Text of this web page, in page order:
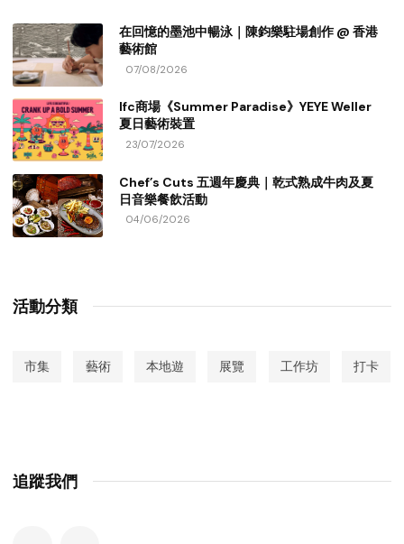
在回憶的墨池中暢泳｜陳鈞樂駐場創作 @ 香港
藝術館
07/08/2026
Ifc商場《Summer Paradise》YEYE Weller
夏日藝術裝置
23/07/2026
Chef’s Cuts 五週年慶典｜乾式熟成牛肉及夏
日音樂餐飲活動
04/06/2026
活動分類
市集 藝術 本地遊 展覽 工作坊 打卡
追蹤我們